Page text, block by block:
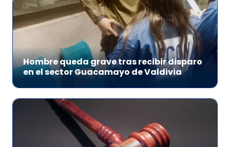
Hombre queda grave tras recibir disparo
en el sector Guacamayo de Valdivia